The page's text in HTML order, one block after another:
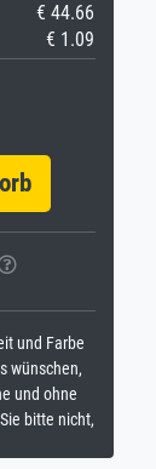
€ 44.66
€ 1.09
und Farbe
wünschen,
und ohne
bitte nicht,